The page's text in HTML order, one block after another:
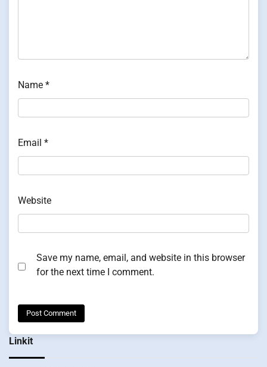
Name *
Email *
Website
Save my name, email, and website in this browser
for the next time I comment.
Linkit